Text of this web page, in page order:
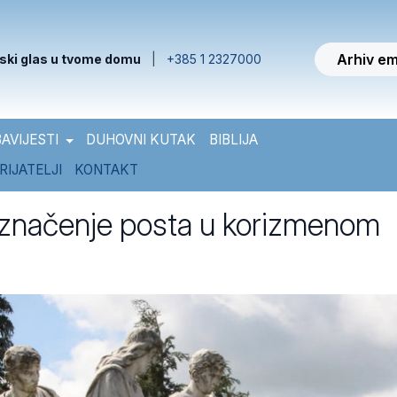
glas u tvome domu +385 1 2327000 Arhiv
DUHOVNI KUTAK
BIBLIJA
KONTAKT
posta u korizmenom